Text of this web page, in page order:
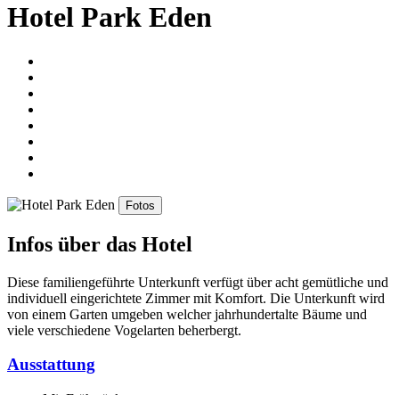
Hotel Park Eden
Fotos
Infos über das Hotel
Diese familiengeführte Unterkunft verfügt über acht gemütliche und
individuell eingerichtete Zimmer mit Komfort. Die Unterkunft wird
von einem Garten umgeben welcher jahrhundertalte Bäume und
viele verschiedene Vogelarten beherbergt.
Ausstattung